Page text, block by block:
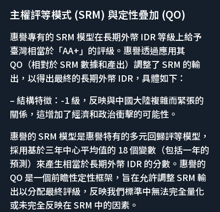
主權評等模式 (SRM) 與定性疊加 (QO)
惠譽專有的 SRM 模型在長期外幣 IDR 等級上給予
臺灣相當於「AA+」的評級。惠譽透過應用其
QO（相對於 SRM 數據和產出）調整了 SRM 的輸
出，以得出最終的長期外幣 IDR，具體如下：
– 結構特徵：-1 級，反映與中國大陸複雜而緊張的
關係，這增加了經濟和政治衝擊的可能性。
惠譽的 SRM 模型是惠譽特有的多元回歸評等模型，
採用基於三年中心平均值的 18 個變數（包括一年的
預測）來產生相當於長期外幣 IDR 的分數。惠譽的
QO 是一個前瞻性定性框架，旨在允許調整 SRM 輸
出以分配最終評級，反映我們標準中無法完全量化
或未完全反映在 SRM 中的因素。